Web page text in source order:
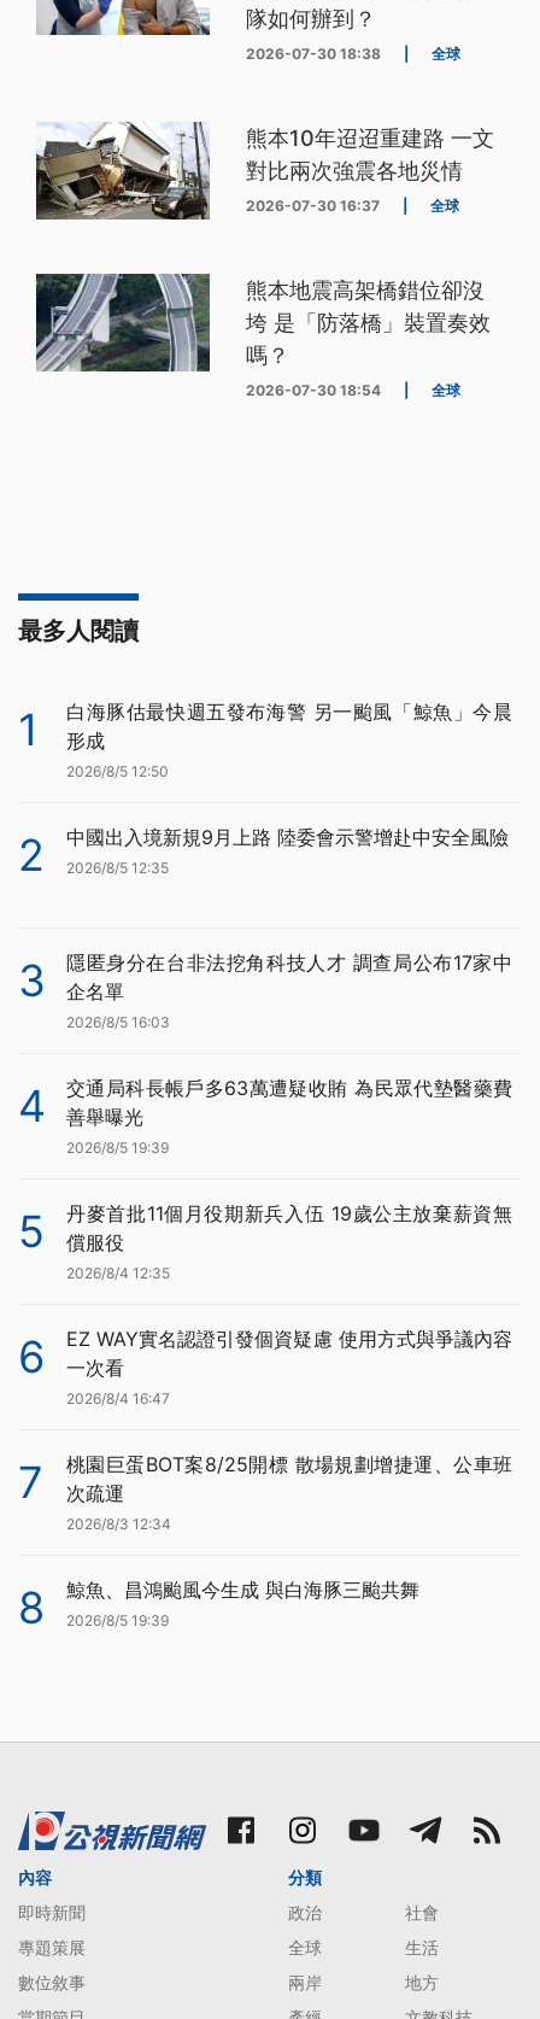
隊如何辦到？
2026-07-30 18:38 全球
熊本10年迢迢重建路 一文
對比兩次強震各地災情
2026-07-30 16:37 全球
熊本地震高架橋錯位卻沒
垮 是「防落橋」裝置奏效
嗎？
2026-07-30 18:54 全球
最多人閱讀
1
白海豚估最快週五發布海警 另一颱風「鯨魚」今晨
形成
2026/8/5 12:50
2 中國出入境新規9月上路 陸委會示警增赴中安全風險
2026/8/5 12:35
3
隱匿身分在台非法挖角科技人才 調查局公布17家中
企名單
2026/8/5 16:03
4
交通局科長帳戶多63萬遭疑收賄 為民眾代墊醫藥費
善舉曝光
2026/8/5 19:39
5
丹麥首批11個月役期新兵入伍 19歲公主放棄薪資無
償服役
2026/8/4 12:35
6
EZ WAY實名認證引發個資疑慮 使用方式與爭議內容
一次看
2026/8/4 16:47
7
桃園巨蛋BOT案8/25開標 散場規劃增捷運、公車班
次疏運
2026/8/3 12:34
8 鯨魚、昌鴻颱風今生成 與白海豚三颱共舞
2026/8/5 19:39
內容
即時新聞
專題策展
數位敘事
分類
政治
社會
全球
生活
兩岸
地方